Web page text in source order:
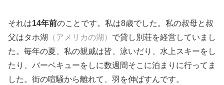
それは14年前のことです。私は8歳でした。私の叔母と叔
父はタホ湖
（アメリカの湖） で貸し別荘を経営していまし
た。毎年の夏、私の親戚は皆、泳いだり、水上スキーをし
たり、バーベキューをしに数週間そこに泊まりに行ってま
した。街の喧騒から離れて、羽を伸ばすんです。